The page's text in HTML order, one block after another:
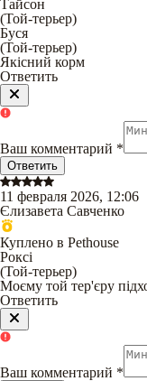
Тайсон
(Той-терьер)
Буся
(Той-терьер)
Якісний корм
Ответить
Ваш комментарий *
Ответить
11 февраля 2026, 12:06
Єлизавета Савченко
Куплено в Pethouse
Роксі
(Той-терьер)
Моєму той тер'єру
Ответить
Ваш комментарий *